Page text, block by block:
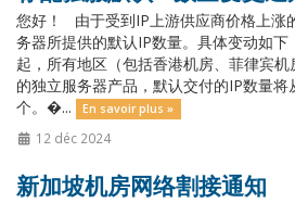
您好！ 由于受到IP上游供应商价格上涨
务器所提供的默认IP数量。具体变动如
起，所有地区（包括香港机房、菲律宾
的独立服务器产品，默认交付的IP数量
个。�...
En savoir plus »
12 déc 2024
新加坡机房网络割接通知